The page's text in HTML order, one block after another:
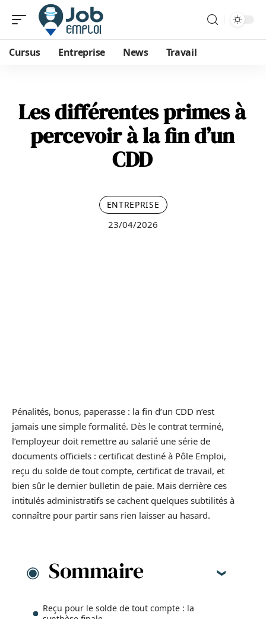
Cursus Entreprise News Travail
Les différentes primes à
percevoir à la fin d’un
CDD
ENTREPRISE
23/04/2026
Pénalités, bonus, paperasse : la fin d’un CDD n’est
jamais une simple formalité. Dès le contrat terminé,
l’employeur doit remettre au salarié une série de
documents officiels : certificat destiné à Pôle Emploi,
reçu du solde de tout compte, certificat de travail, et
bien sûr le dernier bulletin de paie. Mais derrière ces
intitulés administratifs se cachent quelques subtilités à
connaître pour partir sans rien laisser au hasard.
Sommaire
Reçu pour le solde de tout compte : la